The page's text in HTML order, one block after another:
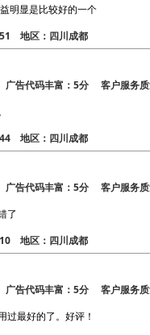
明显是比较好的一个
地区：四川成都
告代码丰富：5分 客户服务质
地区：四川成都
告代码丰富：5分 客户服务质
了
地区：四川成都
告代码丰富：5分 客户服务质
过最好的了。好评！